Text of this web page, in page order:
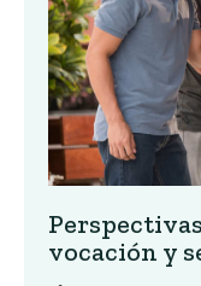
vocación y